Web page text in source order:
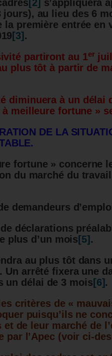
[2] s’appliquera
jours), au lieu des 6
première entrée en
[3] .
partiront au 1er
plus tôt à partir de
diminuera à un délai
meilleure fortune »
DE LA
fortune » concerne
du marché du
demandeurs
déclarations
plus d’un mois [5] .
au plus tôt dans
arrêté fixera une
un délai de 3 mois [6].
critères de «
puisqu’ils ne
de leur marché de
par l’Apec (voir ci-